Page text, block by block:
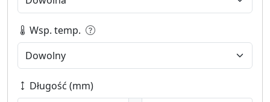
Wsp. temp.
Długość (mm)